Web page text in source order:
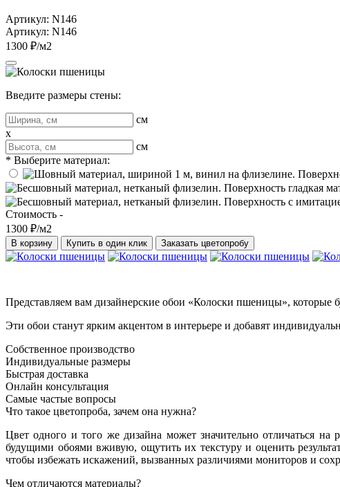
Артикул: N146
Артикул: N146
1300 ₽/м2
Введите размеры стены:
см
x
см
* Выберите материал:
Стоимость -
1300 ₽/м2
В корзину Купить в один клик Заказать цветопробу
Представляем вам дизайнерские обои «Колоски пшеницы», которые
Эти обои станут ярким акцентом в интерьере и добавят
Собственное производство
Индивидуальные размеры
Быстрая доставка
Онлайн консультация
Самые частые вопросы
Что такое цветопроба, зачем она нужна?
Цвет одного и того же дизайна может значительно отличаться на
будущими обоями вживую, ощутить их текстуру и оценить
чтобы избежать искажений, вызванных различиями мониторов и
Чем отличаются материалы?